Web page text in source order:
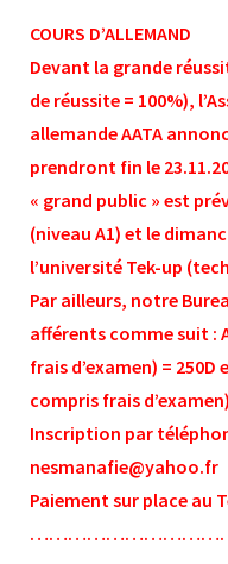
COURS D’ALLEMAND
Devant la grande
de réussite = 100%),
allemande AATA
prendront fin le
« grand public » est
(niveau A1) et le
l’université Tek-up
Par ailleurs, notre
afférents comme suit :
frais d’examen) =
compris frais
Inscription par
nesmanafie@yahoo.fr
Paiement sur place au